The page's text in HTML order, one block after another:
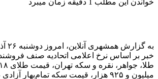
خبر بر اساس نرخ اعلامی اتحادیه صنف